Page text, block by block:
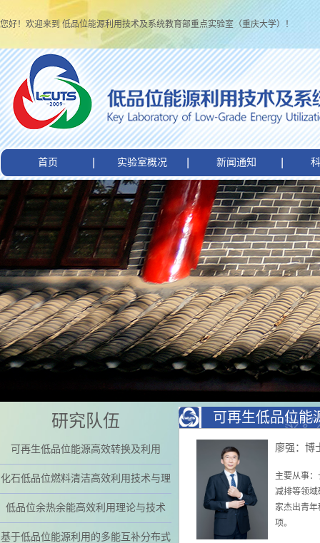
您好！欢迎来到 低品位能源利用技术及系统教育部重点实验室（重庆大学）！
首页 实验室概况 新闻通知
研究队伍
可再生低品位能源高效转换及利用
化石低品位燃料清洁高效利用技术与理
论
低品位余热余能高效利用理论与技术
基于低品位能源利用的多能互补分布式
可再生低品位能
廖强：博
主要从事
减排等领
家杰出青
项。